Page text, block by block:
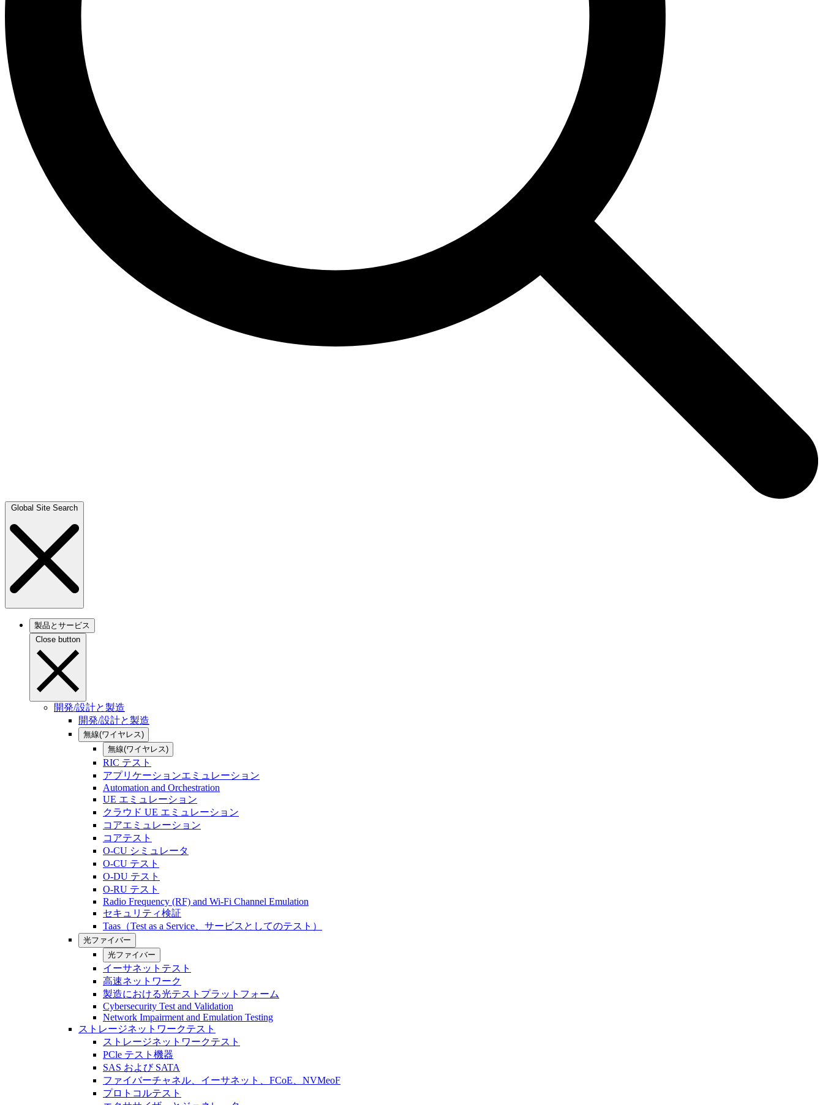
Global Site Search
製品とサービス
Close button
開発/設計と製造
開発/設計と製造
無線(ワイヤレス)
無線(ワイヤレス)
RIC テスト
アプリケーションエミュレーション
Automation and Orchestration
UE エミュレーション
クラウド UE エミュレーション
コアエミュレーション
コアテスト
O-CU シミュレータ
O-CU テスト
O-DU テスト
O-RU テスト
Radio Frequency (RF) and Wi-Fi Channel Emulation
セキュリティ検証
Taas（Test as a Service、サービスとしてのテスト）
光ファイバー
光ファイバー
イーサネットテスト
高速ネットワーク
製造における光テストプラットフォーム
Cybersecurity Test and Validation
Network Impairment and Emulation Testing
ストレージネットワークテスト
ストレージネットワークテスト
PCle テスト機器
SAS および SATA
ファイバーチャネル、イーサネット、FCoE、NVMeoF
プロトコルテスト